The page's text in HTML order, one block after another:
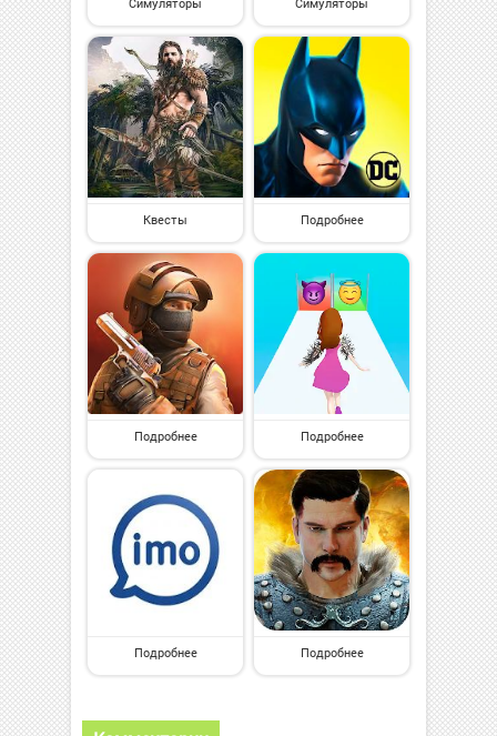
Квесты Подробнее
Подробнее Подробнее
Подробнее Подробнее